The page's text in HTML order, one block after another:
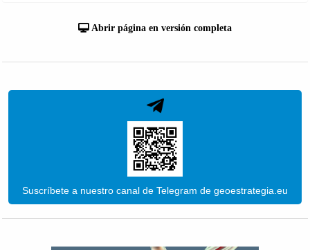
Abrir página en versión completa
Suscríbete a nuestro canal de Telegram de geoestrategia.eu